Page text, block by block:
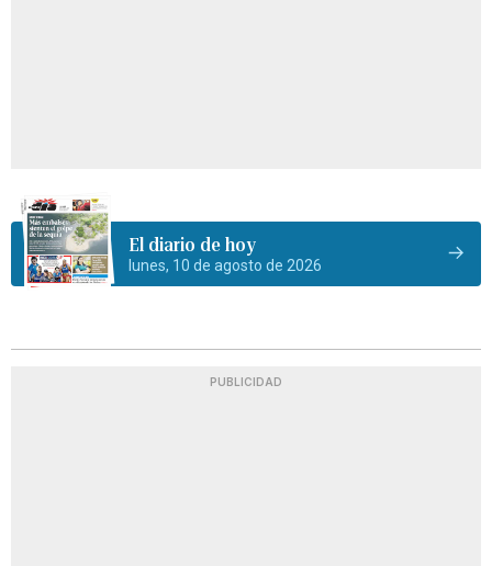
El diario de hoy
lunes, 10 de agosto de 2026
PUBLICIDAD